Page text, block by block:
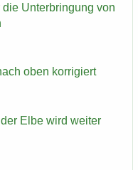
Un­ter­brin­gung von
oben kor­ri­giert
Elbe wird wei­ter